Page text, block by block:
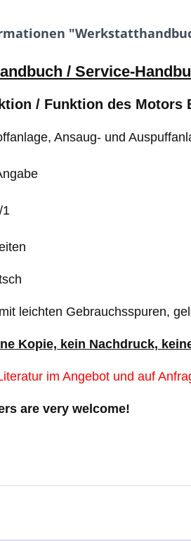
/ Service-
/ Funktion des Motors
Ansaug- und
1
leichten Gebrauchsspuren,
Kopie, kein Nachdruck,
im Angebot und auf
are very welcome!